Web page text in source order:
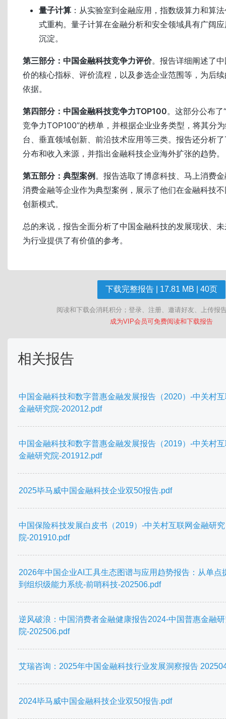
量子计算 ：从实验室到金融应用，指数级算力和算
式重构。量子计算在金融分析和安全领域具有广阔
沉淀。
第三部分：中国金融科技竞争力评价。报告详细阐述了
价的核心指标、评价流程，以及参选企业范围等，为后
依据。
第四部分：中国金融科技竞争力TOP100。这部分公布
竞争力TOP100”的榜单，并根据企业业务类型，将其分
台、垂直领域创新、前沿技术应用等三类。报告还分析
分布和收入来源，并指出金融科技企业海外扩张的趋势。
第五部分：典型案例 。报告选取了博彦科技、马上消费
消费金融等企业作为典型案例，展示了他们在金融科技
创新模式。
总的来说，报告全面分析了中国金融科技的发展现状、
为行业提供了有价值的参考。
下载完整报告 | 17.81 MB | 40页
阅读和下载会消耗积分；登录、注册、邀请好友、上传报
成为VIP会员可免费阅读和下载报告
相关报告
中国金融科技和数字普惠金融发展报告（2020）-中关村
金融研究院-202012.pdf
中国金融科技和数字普惠金融发展报告（2019）-中关村
金融研究院-201912.pdf
2025毕马威中国金融科技企业双50报告.pdf
中国保险科技发展白皮书（2019）-中关村互联网金融研究
院-201910.pdf
2026年中国企业AI工具生态图谱与应用趋势报告：从单点
到组织级能力系统-前哨科技-202506.pdf
逆风破浪：中国消费者金融健康报告2024-中国普惠金融
院-202506.pdf
艾瑞咨询：2025年中国金融科技行业发展洞察报告
2024毕马威中国金融科技企业双50报告.pdf